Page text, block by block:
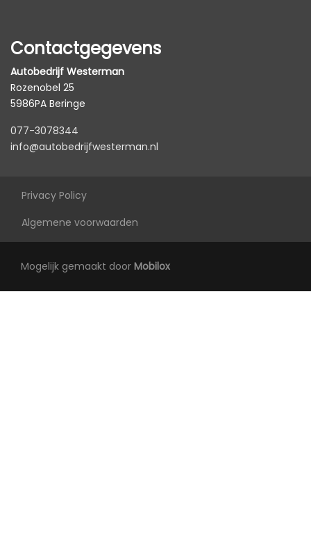
Contactgegevens
Autobedrijf Westerman
Rozenobel 25
5986PA Beringe
077-3078344
info@autobedrijfwesterman.nl
Privacy Policy
Algemene voorwaarden
Mogelijk gemaakt door Mobilox